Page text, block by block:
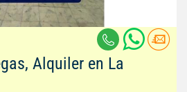
Alquiler en La